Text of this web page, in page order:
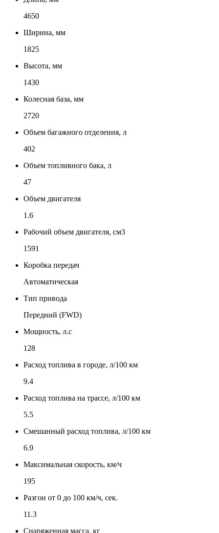
4650
Ширина, мм
1825
Высота, мм
1430
Колесная база, мм
2720
Объем багажного отделения, л
402
Объем топливного бака, л
47
Объем двигателя
1.6
Рабочий объем двигателя, см3
1591
Коробка передач
Автоматическая
Тип привода
Передний (FWD)
Мощность, л.с
128
Расход топлива в городе, л/100 км
9.4
Расход топлива на трассе, л/100 км
5.5
Смешанный расход топлива, л/100 км
6.9
Максимальная скорость, км/ч
195
Разгон от 0 до 100 км/ч, сек.
11.3
Снаряженная масса, кг